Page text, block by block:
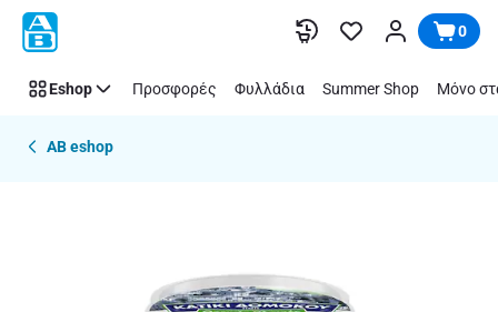
Παράλειψη 0
Eshop Προσφορές Φυλλάδια Summer Shop Μόνο
AB eshop